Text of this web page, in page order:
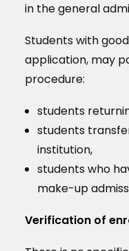
in the general
Students with
application, may
procedure:
students
students
institution,
students who
make-up
Verification of